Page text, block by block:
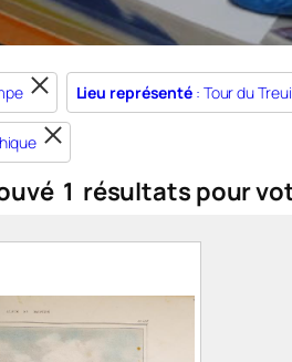
Lieu représenté : Tour du Treuil
1 résultats pour